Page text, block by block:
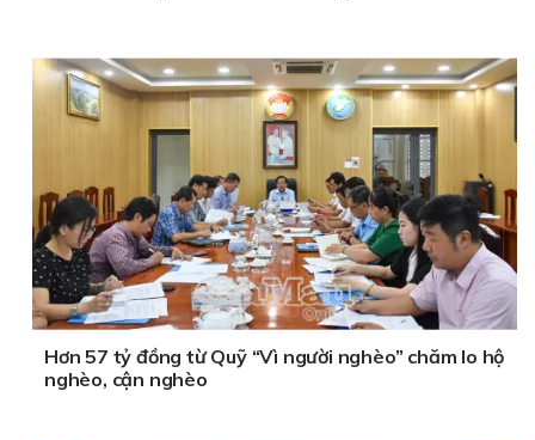
Hơn 57 tỷ đồng từ Quỹ “Vì người nghèo” chăm lo hộ
nghèo, cận nghèo